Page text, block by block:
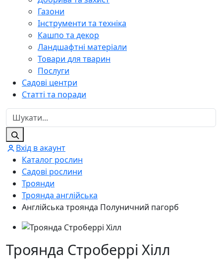
Газони
Інструменти та техніка
Кашпо та декор
Ландшафтні матеріали
Товари для тварин
Послуги
Садові центри
Статті та поради
Вхід в акаунт
Каталог рослин
Садові рослини
Троянди
Троянда англійська
Англійська троянда Полуничний пагорб
Троянда Строберрі Хілл